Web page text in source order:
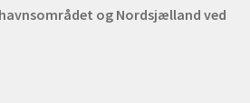
og Nordsjælland ved